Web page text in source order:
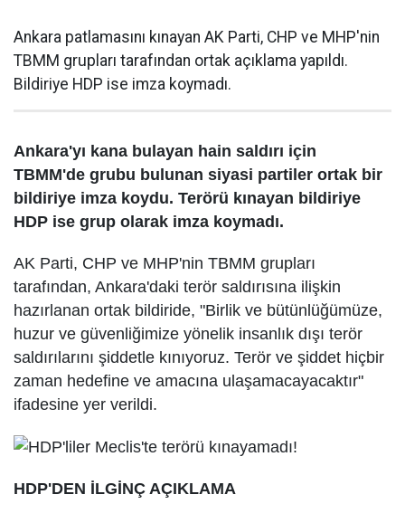
Ankara patlamasını kınayan AK Parti, CHP ve MHP'nin
TBMM grupları tarafından ortak açıklama yapıldı.
Bildiriye HDP ise imza koymadı.
Ankara'yı kana bulayan hain saldırı için
TBMM'de grubu bulunan siyasi partiler ortak bir
bildiriye imza koydu. Terörü kınayan bildiriye
HDP ise grup olarak imza koymadı.
AK Parti, CHP ve MHP'nin TBMM grupları
tarafından, Ankara'daki terör saldırısına ilişkin
hazırlanan ortak bildiride, "Birlik ve bütünlüğümüze,
huzur ve güvenliğimize yönelik insanlık dışı terör
saldırılarını şiddetle kınıyoruz. Terör ve şiddet hiçbir
zaman hedefine ve amacına ulaşamacayacaktır"
ifadesine yer verildi.
HDP'DEN İLGİNÇ AÇIKLAMA